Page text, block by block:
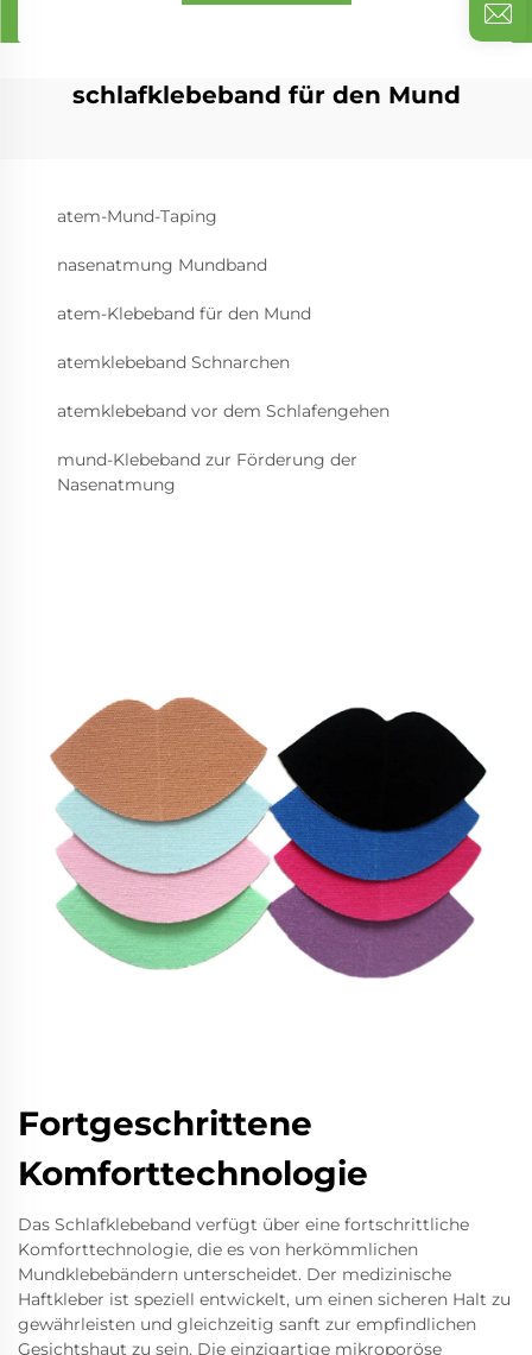
schlafklebeband für den Mund
atem-Mund-Taping
nasenatmung Mundband
atem-Klebeband für den Mund
atemklebeband Schnarchen
atemklebeband vor dem Schlafengehen
mund-Klebeband zur Förderung der
Nasenatmung
Fortgeschrittene
Komforttechnologie
Das Schlafklebeband verfügt über eine fortschrittliche
Komforttechnologie, die es von herkömmlichen
Mundklebebändern unterscheidet. Der medizinische
Haftkleber ist speziell entwickelt, um einen sicheren Halt zu
gewährleisten und gleichzeitig sanft zur empfindlichen
Gesichtshaut zu sein. Die einzigartige mikroporöse